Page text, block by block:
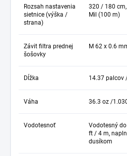
Rozsah nastavenia
sietnice (výška /
strana)
320 / 180
Mil (100 m)
Závit filtra prednej
šošovky
M 62 x 0.6
Dĺžka 14.37 palcov
Váha 36.3 oz /
Vodotesnoť
Vodotesný
ft / 4 m,
dusíkom